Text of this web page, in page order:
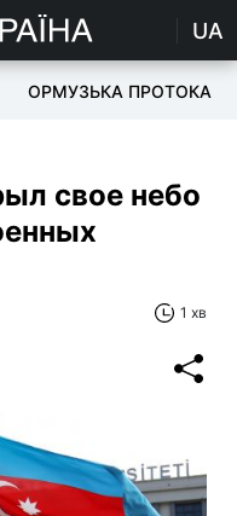
UA
ОРМУЗЬКА ПРОТОКА
свое небо
1 хв